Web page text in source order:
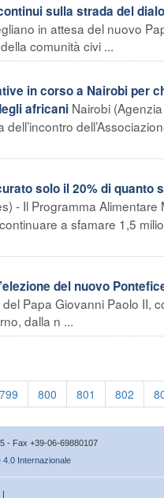
sulla strada del
in attesa del nuovo
comunità civi ...
in corso a Nairobi per
africani Nairobi
solo il 20% di quanto
- Il Programma Alimentare
a sfamare 1,5
del nuovo
Papa Giovanni Paolo II,
dalla n ...
799 800 801 802
- Fax +39-06-69880107
4.0 Internazionale
|